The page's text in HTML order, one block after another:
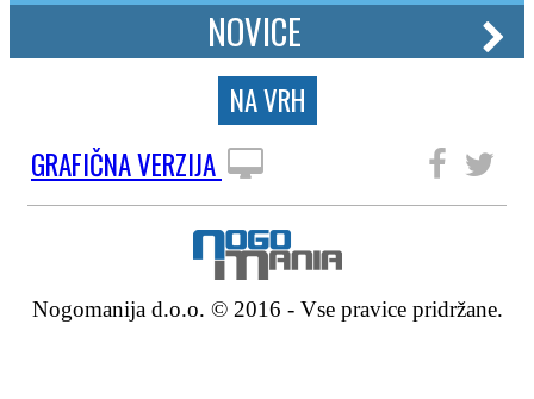
NOVICE
NA VRH
GRAFIČNA VERZIJA
Nogomanija d.o.o. © 2016 - Vse pravice pridržane.